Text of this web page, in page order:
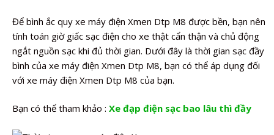
Để bình ắc quy xe máy điện Xmen Dtp M8 được bền, bạn nên
tính toán giờ giấc sạc điện cho xe thật cẩn thận và chủ động
ngắt nguồn sạc khi đủ thời gian. Dưới đây là thời gian sạc đầy
bình của xe máy điện Xmen Dtp M8, bạn có thể áp dụng đối
với xe máy điện Xmen Dtp M8 của bạn.
Bạn có thể tham khảo : Xe đạp điện sạc bao lâu thì đầy